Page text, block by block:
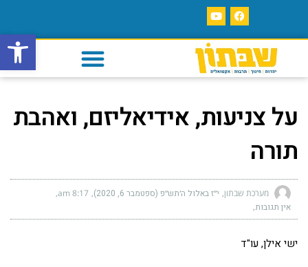
פתח
על צניעות, אידיאליזם, ואהבת
תורה
מערכת שבתון י״ז באלול ה׳תש״פ (ספטמבר 6, 2020) 8:17 am
אין תגובות
ישי אילן, עו"ד